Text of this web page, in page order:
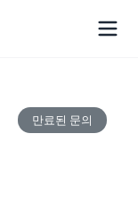
만료된 문의